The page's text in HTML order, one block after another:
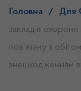
Головна / Для
закладів охорони
пов’язану з
знешкодженням